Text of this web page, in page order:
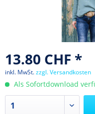
13.80 CHF *
inkl. MwSt.zzgl. Versandkosten
Als Sofortdownload